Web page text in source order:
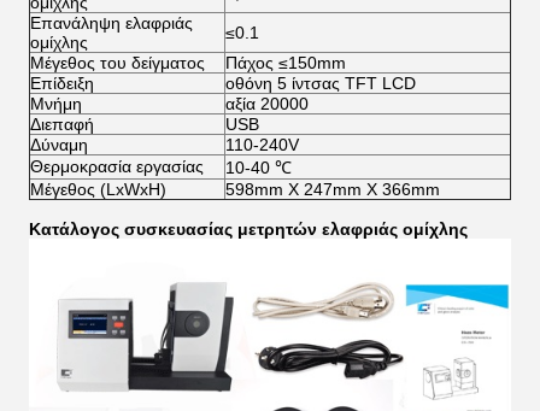
Επανάληψη ελαφριάς
ομίχλης
≤0.1
Μέγεθος του δείγματος
Πάχος ≤150mm
Επίδειξη
οθόνη 5 ίντσας TFT LCD
Μνήμη
αξία 20000
Διεπαφή
USB
Δύναμη
110-240V
Θερμοκρασία εργασίας
10-40 ℃
Μέγεθος (LxWxH)
598mm X 247mm X 366mm
Κατάλογος συσκευασίας μετρητών ελαφριάς ομίχλης